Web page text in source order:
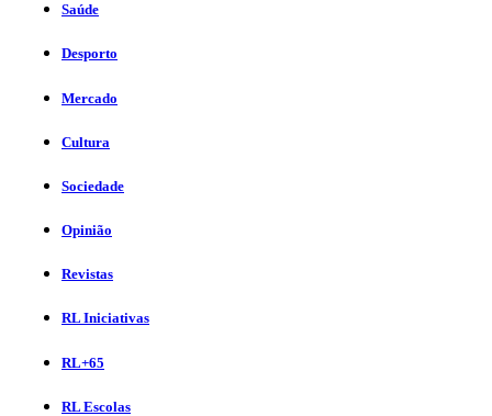
Saúde
Desporto
Mercado
Cultura
Sociedade
Opinião
Revistas
RL Iniciativas
RL+65
RL Escolas